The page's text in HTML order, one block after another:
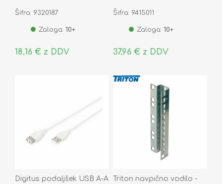
Šifra: 9320187
Zaloga: 10+
18,16 € z DDV
Šifra: 9415011
Zaloga: 10+
37,96 € z DDV
Digitus podaljšek USB A-A
Triton navpično vodilo -